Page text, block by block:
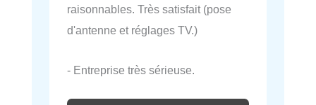
raisonnables. Très satisfait (pose
d'antenne et réglages TV.)
- Entreprise très sérieuse.